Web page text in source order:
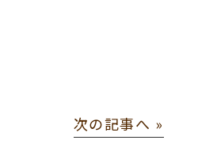
次の記事へ »